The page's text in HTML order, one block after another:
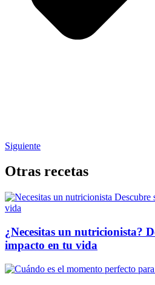
Siguiente
Otras recetas
¿Necesitas un nutricionista?
impacto en tu vida